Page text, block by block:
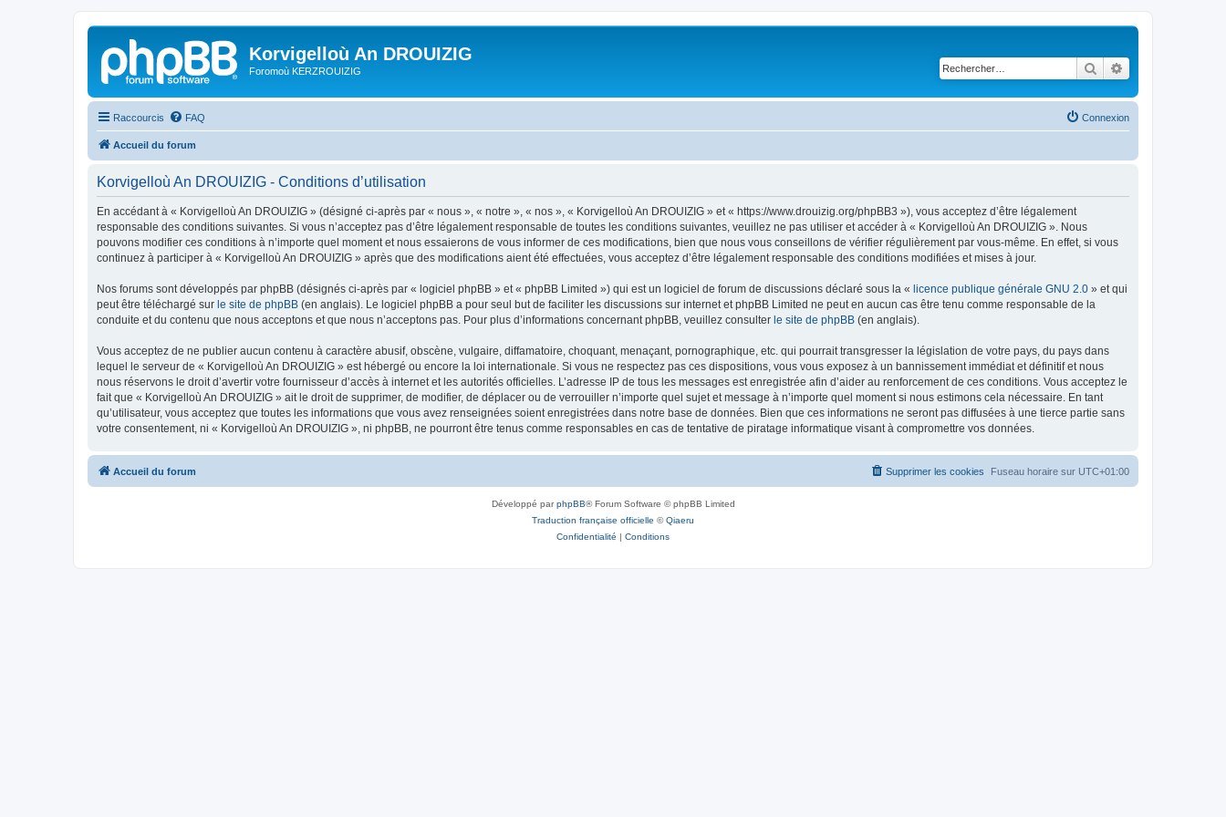
Korvigelloù An DROUIZIG
Foromoù KERZROUIZIG Rechercher
Raccourcis FAQ Connexion
Accueil du forum
Korvigelloù An DROUIZIG - Conditions d’utilisation
En accédant à « Korvigelloù An DROUIZIG » (désigné ci-après par « nous », « notre », « nos », « Korvigelloù An DROUIZIG » et « https://www.drouizig.org/phpBB3 »), vous acceptez d’être légalement
responsable des conditions suivantes. Si vous n’acceptez pas d’être légalement responsable de toutes les conditions suivantes, veuillez ne pas utiliser et accéder à « Korvigelloù An DROUIZIG ». Nous
pouvons modifier ces conditions à n’importe quel moment et nous essaierons de vous informer de ces modifications, bien que nous vous conseillons de vérifier régulièrement par vous-même. En effet, si vous
continuez à participer à « Korvigelloù An DROUIZIG » après que des modifications aient été effectuées, vous acceptez d’être légalement responsable des conditions modifiées et mises à jour.
Nos forums sont développés par phpBB (désignés ci-après par « logiciel phpBB » et « phpBB Limited ») qui est un logiciel de forum de discussions déclaré sous la « licence publique générale GNU 2.0 » et qui
peut être téléchargé sur le site de phpBB (en anglais). Le logiciel phpBB a pour seul but de faciliter les discussions sur internet et phpBB Limited ne peut en aucun cas être tenu comme responsable de la
conduite et du contenu que nous acceptons et que nous n’acceptons pas. Pour plus d’informations concernant phpBB, veuillez consulter le site de phpBB (en anglais).
Vous acceptez de ne publier aucun contenu à caractère abusif, obscène, vulgaire, diffamatoire, choquant, menaçant, pornographique, etc. qui pourrait transgresser la législation de votre pays, du pays dans
lequel le serveur de « Korvigelloù An DROUIZIG » est hébergé ou encore la loi internationale. Si vous ne respectez pas ces dispositions, vous vous exposez à un bannissement immédiat et définitif et nous
nous réservons le droit d’avertir votre fournisseur d’accès à internet et les autorités officielles. L’adresse IP de tous les messages est enregistrée afin d’aider au renforcement de ces conditions. Vous acceptez le
fait que « Korvigelloù An DROUIZIG » ait le droit de supprimer, de modifier, de déplacer ou de verrouiller n’importe quel sujet et message à n’importe quel moment si nous estimons cela nécessaire. En tant
qu’utilisateur, vous acceptez que toutes les informations que vous avez renseignées soient enregistrées dans notre base de données. Bien que ces informations ne seront pas diffusées à une tierce partie sans
votre consentement, ni « Korvigelloù An DROUIZIG », ni phpBB, ne pourront être tenus comme responsables en cas de tentative de piratage informatique visant à compromettre vos données.
Accueil du forum Fuseau horaire sur UTC+01:00
Supprimer les cookies
Développé parphpBB® Forum Software © phpBB Limited
Traduction française officielle ©Qiaeru
Confidentialité | Conditions